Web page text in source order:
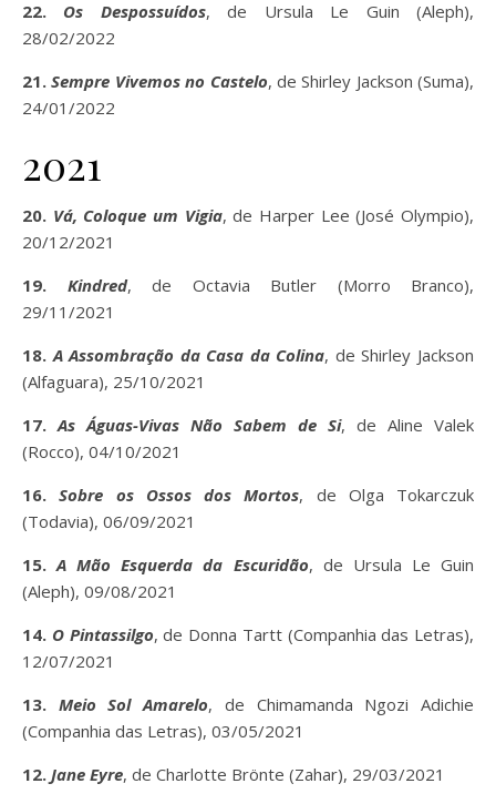
22. Os Despossuídos, de Ursula Le Guin (Aleph),
28/02/2022
21.Sempre Vivemos no Castelo, de Shirley Jackson (Suma),
24/01/2022
2021
20. Vá, Coloque um Vigia, de Harper Lee (José Olympio),
20/12/2021
19. Kindred, de Octavia Butler (Morro Branco),
29/11/2021
18.A Assombração da Casa da Colina, de Shirley Jackson
(Alfaguara), 25/10/2021
17.As Águas-Vivas Não Sabem de Si, de Aline Valek
(Rocco), 04/10/2021
16.Sobre os Ossos dos Mortos, de Olga Tokarczuk
(Todavia), 06/09/2021
15.A Mão Esquerda da Escuridão, de Ursula Le Guin
(Aleph), 09/08/2021
14. O Pintassilgo, de Donna Tartt (Companhia das Letras),
12/07/2021
13. Meio Sol Amarelo, de Chimamanda Ngozi Adichie
(Companhia das Letras), 03/05/2021
12. Jane Eyre, de Charlotte Brönte (Zahar), 29/03/2021